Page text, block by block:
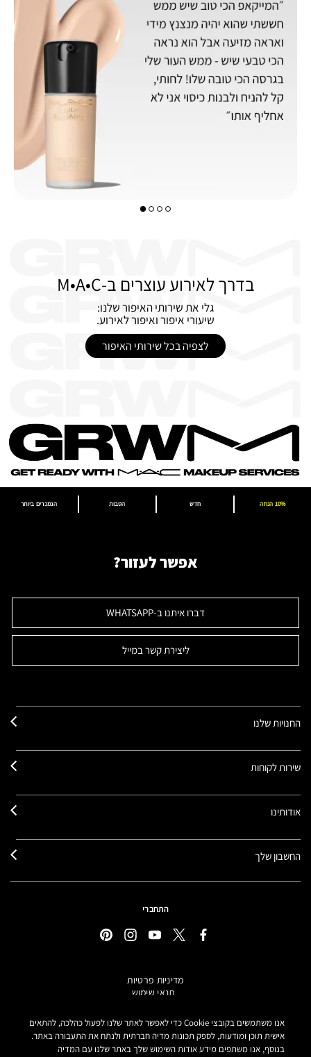
בדרך לאירוע עוצרים ב-M•A•C
גלי את שירותי האיפור שלנו:
שיעורי איפור ואיפור לאירוע.
לצפיה בכל שירותי האיפור
הנמכרים ביותר הטבות חדש 10% הנחה
אפשר לעזור?
דברו איתנו ב-WHATSAPP
ליצירת קשר במייל
החנויות שלנו
שירות לקוחות
אודותינו
החשבון שלך
התחברי
מדיניות פרטיות
תנאי שימוש
מידע על מוצרים מזוייפים
הצהרת נגישות
הגדרות קובצי COOKIE
אנו משתמשים בקובצי Cookie כדי לאפשר לאתר שלנו לפעול כהלכה, להתאים
אישית תוכן ומודעות, לספק תכונות מדיה חברתית ולנתח את התעבורה באתר.
בנוסף, אנו משתפים מידע אודות השימוש שלך באתר שלנו עם המדיה